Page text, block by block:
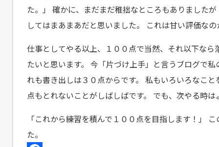
た。」 確かに、まだまだ稚拙なところもありました
してはまあまあだと思いました。 これは甘い評価な
仕事としてやる以上、１００点で当然、それ以下な
たいと思います。 今「片づけ上手」と言うブログで
れも書き出しは３０点からです。 私もいろいろなこ
点もとれないことがしばしばです。 でも、次やる時
「これから練習を積んで１００点を目指します！」
た。